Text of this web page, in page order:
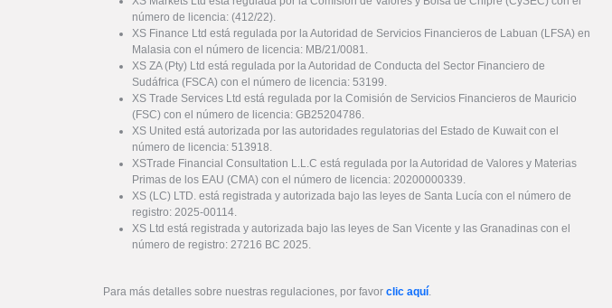
número de licencia: (412/22).
XS Finance Ltd está regulada por la Autoridad de Servicios Financieros de Labuan (LFSA) en
Malasia con el número de licencia: MB/21/0081.
XS ZA (Pty) Ltd está regulada por la Autoridad de Conducta del Sector Financiero de
Sudáfrica (FSCA) con el número de licencia: 53199.
XS Trade Services Ltd está regulada por la Comisión de Servicios Financieros de Mauricio
(FSC) con el número de licencia: GB25204786.
XS United está autorizada por las autoridades regulatorias del Estado de Kuwait con el
número de licencia: 513918.
XSTrade Financial Consultation L.L.C está regulada por la Autoridad de Valores y Materias
Primas de los EAU (CMA) con el número de licencia: 20200000339.
XS (LC) LTD. está registrada y autorizada bajo las leyes de Santa Lucía con el número de
registro: 2025-00114.
XS Ltd está registrada y autorizada bajo las leyes de San Vicente y las Granadinas con el
número de registro: 27216 BC 2025.
Para más detalles sobre nuestras regulaciones, por favor clic aquí